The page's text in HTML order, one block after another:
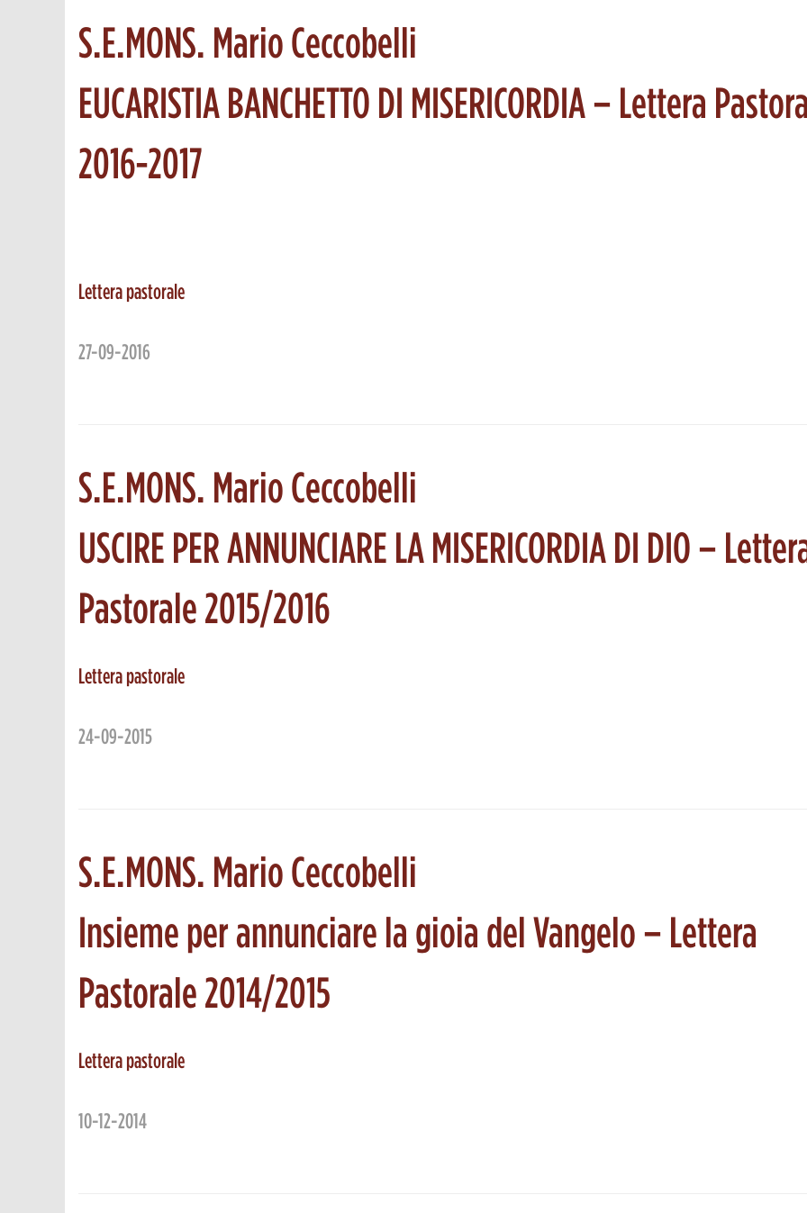
S.E.MONS. Mario Ceccobelli
EUCARISTIA BANCHETTO DI MISERICORDIA – Lettera
2016-2017
Lettera pastorale
27-09-2016
S.E.MONS. Mario Ceccobelli
USCIRE PER ANNUNCIARE LA MISERICORDIA DI DIO –
Pastorale 2015/2016
Lettera pastorale
24-09-2015
S.E.MONS. Mario Ceccobelli
Insieme per annunciare la gioia del Vangelo – Lettera
Pastorale 2014/2015
Lettera pastorale
10-12-2014